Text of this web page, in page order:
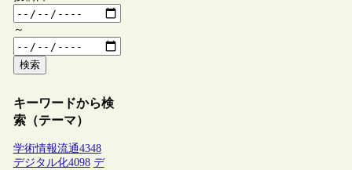
～
検索
キーワードから検
索（テーマ）
学術情報流通4348
デジタル化4098 デ